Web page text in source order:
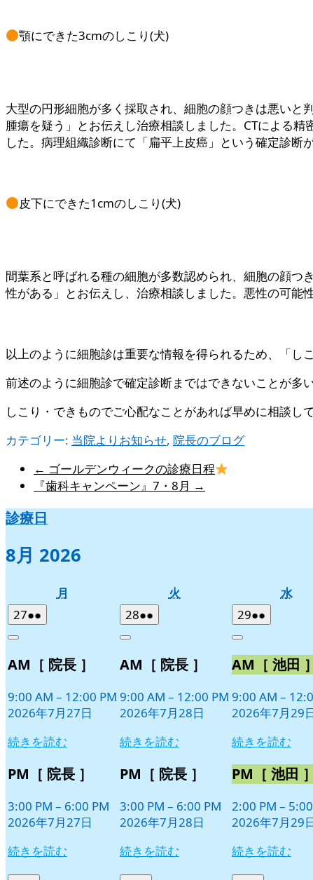
顎にできた3cmのしこり(犬)
大型の円形細胞が多く採取され、細胞の顔つきは悪い
腫瘍を疑う」とお伝えし治療相談しました。CTによる
した。病理組織診断にて「扁平上皮癌」という確定診断
皮下にできた1cmのしこり(犬)
間葉系と呼ばれる種の細胞が多数認められ、細胞の顔
性がある」とお伝えし、治療相談しました。悪性の可能
以上のように細胞診は重要な情報を得られるため、「し
前述のように細胞診で確定診断まではできないことが多
しこり・できものでご心配なことがあれば早めに相談し
カテゴリー: 当院よりお知らせ, 院長のブログ
← ゴールデンウィークの診療日程
『歯科キャンペーン』7・8月 →
診療日
8月 2026
月 火 水水
272026
年
月
日
●●
件
イ
ン
ト)
Close
AM［ 院長 ］
9:00 AM – 12:00 PM
2026年7月27日
続きを読む
PM［ 院長 ］
3:00 PM – 6:00 PM
2026年7月27日
続きを読む
282026
年
月
日
●●
件
イ
ン
ト)
Close
AM［ 院長 ］
9:00 AM – 12:00 PM
2026年7月28日
続きを読む
PM［ 院長 ］
3:00 PM – 6:00 PM
2026年7月28日
続きを読む
292026
年
月
29
日
●●
件
イ
ン
ト)
Close
AM［ 池田 ］
9:00 AM –
2026年7月29
続きを読む
PM［ 池田 ］
2:00 PM –
2026年7月29
続きを読む